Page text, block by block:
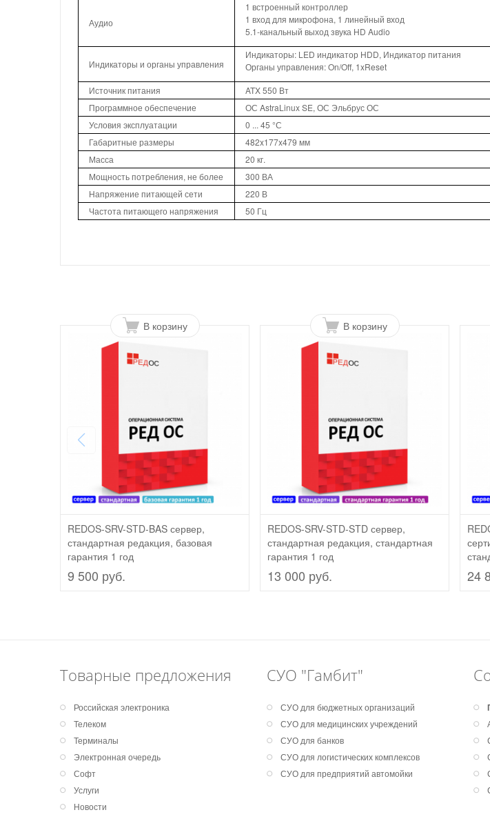
Аудио
1 встроенный контроллер
1 вход для микрофона, 1 линейный вход
5.1-канальный выход звука HD Audio
Индикаторы и органы управления
Индикаторы: LED индикатор HDD, Индикатор питания
Органы управления: On/Off, 1xReset
Источник питания
ATX 550 Вт
Программное обеспечение
ОС AstraLinux SE, ОС Эльбрус ОС
Условия эксплуатации
0 ... 45 °С
Габаритные размеры
482x177x479 мм
Масса
20 кг.
Мощность потребления, не более
300 ВА
Напряжение питающей сети
220 В
Частота питающего напряжения
50 Гц
В корзину
REDOS-SRV-STD-BAS сервер,
стандартная редакция, базовая
гарантия 1 год
9 500 руб.
В корзину
REDOS-SRV-STD-STD сервер,
стандартная редакция, стандартная
гарантия 1 год
13 000 руб. 24
Товарные предложения
Российская электроника
Телеком
Терминалы
Электронная очередь
Софт
Услуги
Новости
СУО "Гамбит"
СУО для бюджетных организаций
СУО для медицинских учреждений
СУО для банков
СУО для логистических комплексов
СУО для предприятий автомойки